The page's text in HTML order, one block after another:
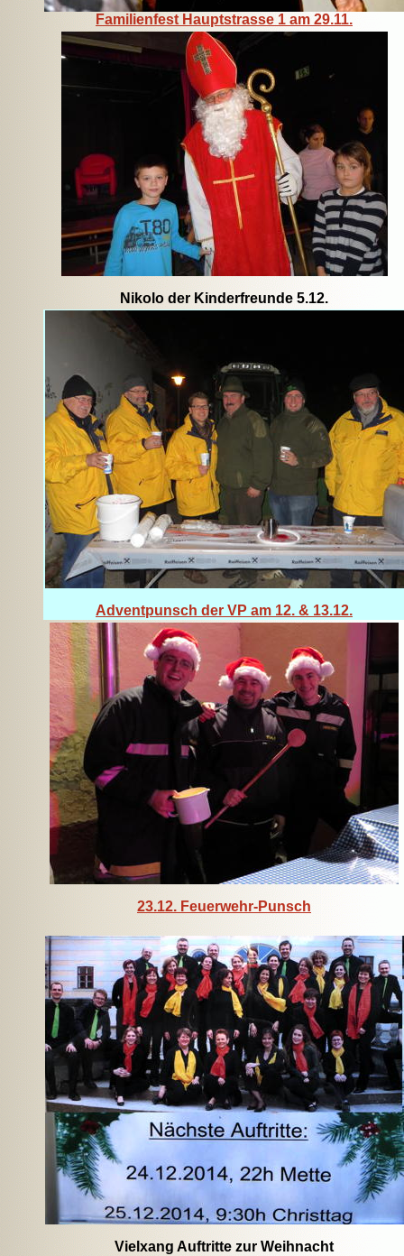
Familienfest Hauptstrasse 1 am 29.11.
Nikolo der Kinderfreunde 5.12.
Adventpunsch der VP am 12. & 13.12.
23.12. Feuerwehr-Punsch
Vielxang Auftritte zur Weihnacht